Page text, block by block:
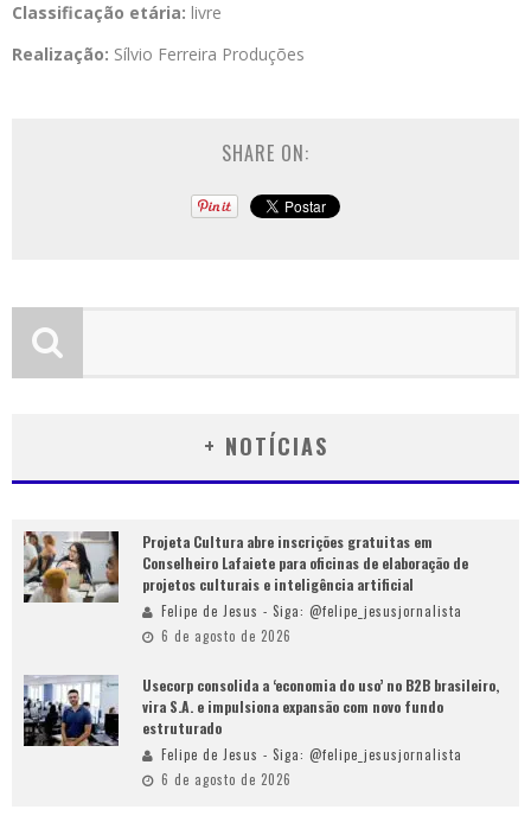
Classificação etária: livre
Realização: Sílvio Ferreira Produções
SHARE ON:
+ NOTÍCIAS
Projeta Cultura abre inscrições gratuitas em
Conselheiro Lafaiete para oficinas de elaboração de
projetos culturais e inteligência artificial
Felipe de Jesus - Siga: @felipe_jesusjornalista
6 de agosto de 2026
Usecorp consolida a ‘economia do uso’ no B2B brasileiro,
vira S.A. e impulsiona expansão com novo fundo
estruturado
Felipe de Jesus - Siga: @felipe_jesusjornalista
6 de agosto de 2026